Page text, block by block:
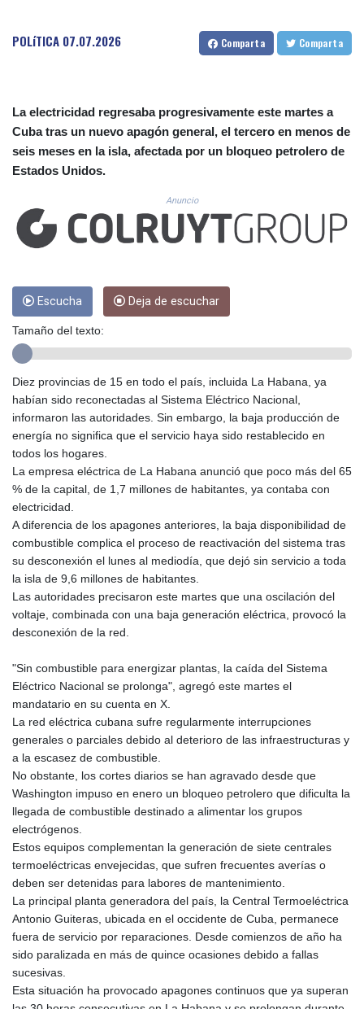
CVE 110.303663
CZK 24.256194
DOP 67.275332
DZD 153.346558
EGP 57.370946
FJD 2.551309
FKP 0.856496
GBP 0.85733
GHS 13.570757
GIP 0.856496
GTQ 8.809317
GYD 241.539903
HKD 9.040442
HNL 30.944652
HRK 7.534482
HUF 366.519917
IDR 20604.535143
IMP 0.856496
INR 109.762882
IQD 1512.462949
IRR
1584348.162378
ISK 142.411184
JOD 0.81702
JPY 182.503455
KGS 100.775889
KHR 4683.930475
KRW 1633.531568
KWD 0.356065
KYD 0.962162
LAK 26086.822873
LBP
103388.630514
LKR 387.81603
LRD 208.397567
LSL 18.831591
LTL 3.402675
LYD 7.359771
MAD 10.772009
POLíTICA 07.07.2026 Comparta Comparta
La electricidad regresaba progresivamente este martes a
Cuba tras un nuevo apagón general, el tercero en menos de
seis meses en la isla, afectada por un bloqueo petrolero de
Estados Unidos.
Anuncio
Escucha Deja de escuchar
Tamaño del texto:
Diez provincias de 15 en todo el país, incluida La Habana, ya
habían sido reconectadas al Sistema Eléctrico Nacional,
informaron las autoridades. Sin embargo, la baja producción de
energía no significa que el servicio haya sido restablecido en
todos los hogares.
La empresa eléctrica de La Habana anunció que poco más del 65
% de la capital, de 1,7 millones de habitantes, ya contaba con
electricidad.
A diferencia de los apagones anteriores, la baja disponibilidad de
combustible complica el proceso de reactivación del sistema tras
su desconexión el lunes al mediodía, que dejó sin servicio a toda
la isla de 9,6 millones de habitantes.
Las autoridades precisaron este martes que una oscilación del
voltaje, combinada con una baja generación eléctrica, provocó la
desconexión de la red.
"Sin combustible para energizar plantas, la caída del Sistema
Eléctrico Nacional se prolonga", agregó este martes el
mandatario en su cuenta en X.
La red eléctrica cubana sufre regularmente interrupciones
generales o parciales debido al deterioro de las infraestructuras y
a la escasez de combustible.
No obstante, los cortes diarios se han agravado desde que
Washington impuso en enero un bloqueo petrolero que dificulta la
llegada de combustible destinado a alimentar los grupos
electrógenos.
Estos equipos complementan la generación de siete centrales
termoeléctricas envejecidas, que sufren frecuentes averías o
deben ser detenidas para labores de mantenimiento.
La principal planta generadora del país, la Central Termoeléctrica
Antonio Guiteras, ubicada en el occidente de Cuba, permanece
fuera de servicio por reparaciones. Desde comienzos de año ha
sido paralizada en más de quince ocasiones debido a fallas
sucesivas.
Esta situación ha provocado apagones continuos que ya superan